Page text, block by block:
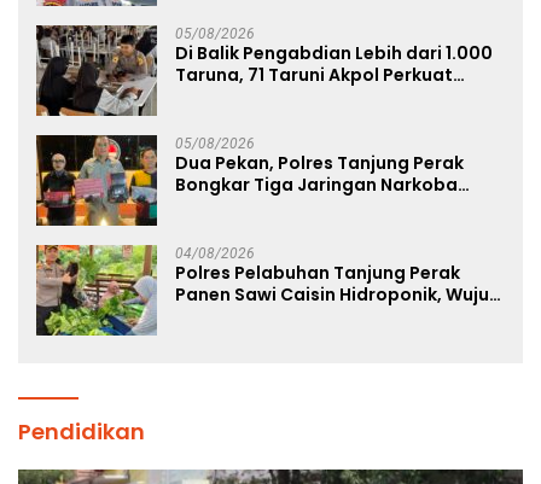
05/08/2026
Di Balik Pengabdian Lebih dari 1.000
Taruna, 71 Taruni Akpol Perkuat
05/08/2026
Dua Pekan, Polres Tanjung Perak
Bongkar Tiga Jaringan Narkoba
04/08/2026
Polres Pelabuhan Tanjung Perak
Panen Sawi Caisin Hidroponik, Wujud
Pendidikan